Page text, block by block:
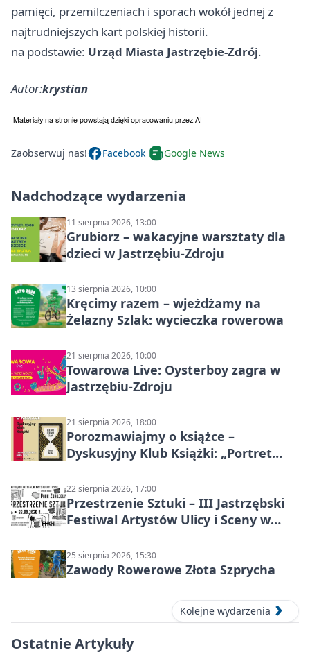
pamięci, przemilczeniach i sporach wokół jednej z
najtrudniejszych kart polskiej historii.
na podstawie: Urząd Miasta Jastrzębie-Zdrój.
Autor:krystian
Zaobserwuj nas! Facebook Google News
Nadchodzące wydarzenia
11 sierpnia 2026, 13:00
Grubiorz – wakacyjne warsztaty dla
dzieci w Jastrzębiu-Zdroju
13 sierpnia 2026, 10:00
Kręcimy razem – wjeżdżamy na
Żelazny Szlak: wycieczka rowerowa
21 sierpnia 2026, 10:00
Towarowa Live: Oysterboy zagra w
Jastrzębiu-Zdroju
21 sierpnia 2026, 18:00
Porozmawiajmy o książce –
Dyskusyjny Klub Książki: „Portret
22 sierpnia 2026, 17:00
Przestrzenie Sztuki – III Jastrzębski
Festiwal Artystów Ulicy i Sceny w
25 sierpnia 2026, 15:30
Zawody Rowerowe Złota Szprycha
Kolejne wydarzenia
Ostatnie Artykuły